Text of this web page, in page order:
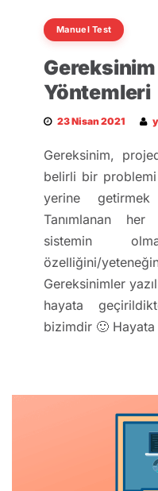
Manuel Test
Yöntemleri
23 Nisan 2021
Gereksinim,
belirli bir
yerine getirmek
Tanımlanan
sistemin
özelliğini/
Gereksinimler
hayata
bizimdir 🙂